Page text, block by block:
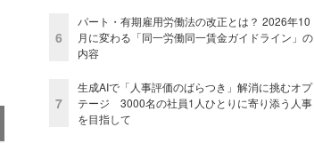
6
パート・有期雇用労働法の改正とは？ 2026年10
月に変わる「同一労働同一賃金ガイドライン」の
内容
7
生成AIで「人事評価のばらつき」解消に挑むオプ
テージ 3000名の社員1人ひとりに寄り添う人事
を目指して